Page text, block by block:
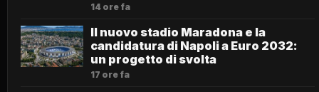
14 ore fa
Il nuovo stadio Maradona e la
candidatura di Napoli a Euro 2032:
un progetto di svolta
17 ore fa